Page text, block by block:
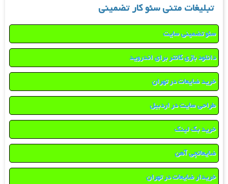
تبلیغات متنی سئو کار تضمینی
سئو تضمینی سایت
دانلود بازی کانتر برای اندروید
خرید ضایعات در تهران
طراحی سایت در اردبیل
خرید بک لینک
ضایعاتچی آهن
خریدار ضایعات در تهران